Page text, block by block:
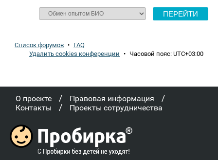
Список форумов • FAQ
Удалить cookies конференции • Часовой пояс: UTC+03:00
О проекте / Правовая информация /
Контакты / Проекты сотрудничества